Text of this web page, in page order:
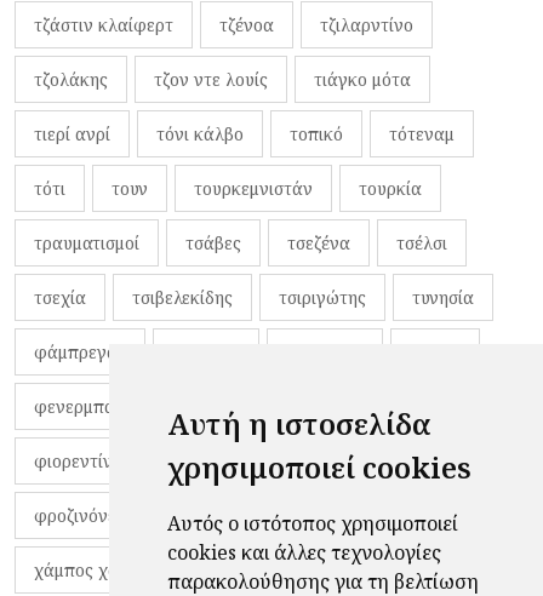
Αυτή η ιστοσελίδα
χρησιμοποιεί cookies
Αυτός ο ιστότοπος χρησιμοποιεί
cookies και άλλες τεχνολογίες
παρακολούθησης για τη βελτίωση
τζάστιν κλαίφερτ τζένοα τζιλαρντίνο
τζολάκης τζον ντε λουίς τιάγκο μότα
τιερί ανρί τόνι κάλβο τοπικό τότεναμ
τότι τουν τουρκεμνιστάν τουρκία
τραυματισμοί τσάβες τσεζένα τσέλσι
τσεχία τσιβελεκίδης τσιριγώτης τυνησία
φάμπρεγας
φενερμπαχτσέ φερνάντο τόρες φίλαθλοι
φιορεντίνα φιρμίνο φρανκ ντε μπουρ
φροζινόνε φωκικός χαβίτο
χάμπος χαραλάμπους χάρι πότερ